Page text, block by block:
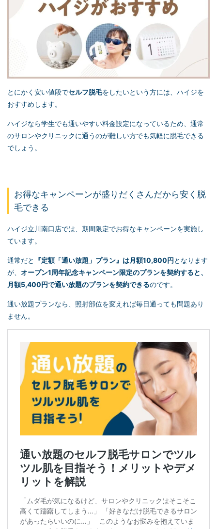
とにかく安い値段でセルフ脱毛をしたいという方には、ハイジを
おすすめします。
ハイジなら学生でも通いやすい料金設定になっているため、通常
のサロンやクリニックに通うのが難しい方でも気軽に脱毛できる
でしょう。
お得なキャンペーンが盛りだくさんだから安く脱
毛できる
ハイジ立川南口店では、期間限定でお得なキャンペーンを実施し
ています。
通常だと 『定額「通い放題」プラン』は月額10,800円となります
が、 オープン1周年記念キャンペーン限定のプランを契約すると、
月額5,400円で通い放題のプランを契約できるのです。
通い放題プランなら、照射部位を変えれば毎日通っても問題あり
ません。